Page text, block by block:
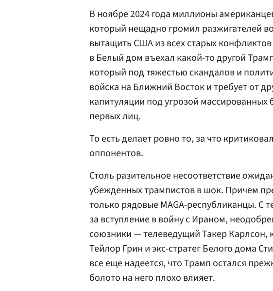
В ноябре 2024 года миллионы
который нещадно громил разжигателей
вытащить США из всех старых
в Белый дом въехал какой-то другой
который под тяжестью скандалов и
войска на Ближний Восток и требует от
капитуляции под угрозой массированных
первых лиц.
То есть делает ровно то, за что
оппонентов.
Столь разительное несоответствие
убежденных трампистов в шок. Причем
только рядовые MAGA-республиканцы. С
за вступление в войну с Ираном,
союзники — телеведущий Такер Карлсон,
Тейлор Грин и экс-стратег Белого дома
все еще надеется, что Трамп остался
болото на него плохо влияет.